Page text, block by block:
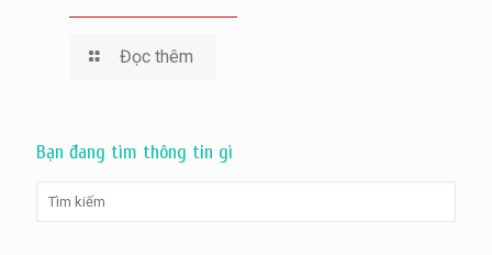
Đọc thêm
Bạn đang tìm thông tin gì